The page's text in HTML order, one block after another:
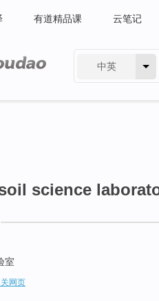
有道精品课 云笔记
中英
science
室
网页